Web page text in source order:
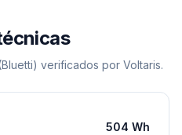
verificados por Voltaris.
504 Wh